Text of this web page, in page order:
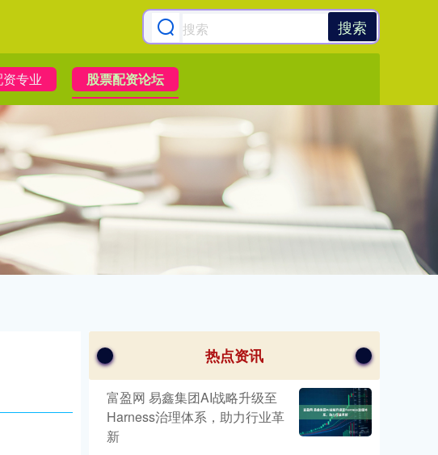
搜索
专业 股票配资论坛
热点资讯
富盈网 易鑫集团AI战略升级至
Harness治理体系，助力行业革
新